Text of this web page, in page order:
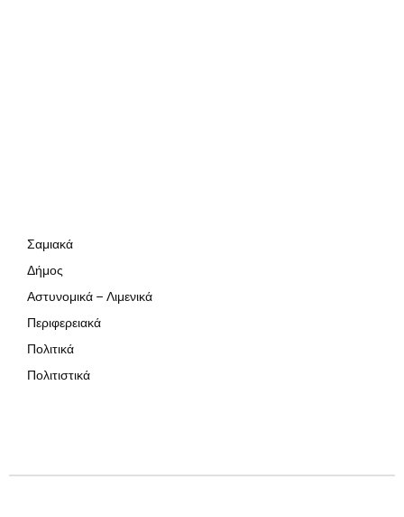
Σαμιακά
Δήμος
Αστυνομικά – Λιμενικά
Περιφερειακά
Πολιτικά
Πολιτιστικά